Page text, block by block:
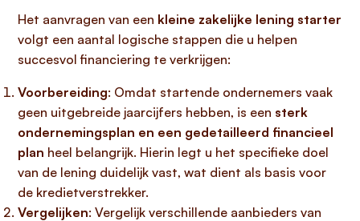
Het aanvragen van een kleine zakelijke lening starter
volgt een aantal logische stappen die u helpen
succesvol financiering te verkrijgen:
Voorbereiding: Omdat startende ondernemers vaak
geen uitgebreide jaarcijfers hebben, is een sterk
ondernemingsplan en een gedetailleerd financieel
plan heel belangrijk. Hierin legt u het specifieke doel
van de lening duidelijk vast, wat dient als basis voor
de kredietverstrekker.
Vergelijken: Vergelijk verschillende aanbieders van